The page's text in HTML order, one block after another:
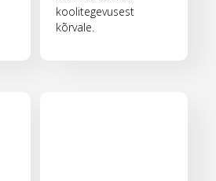
koolitegevusest
kõrvale.